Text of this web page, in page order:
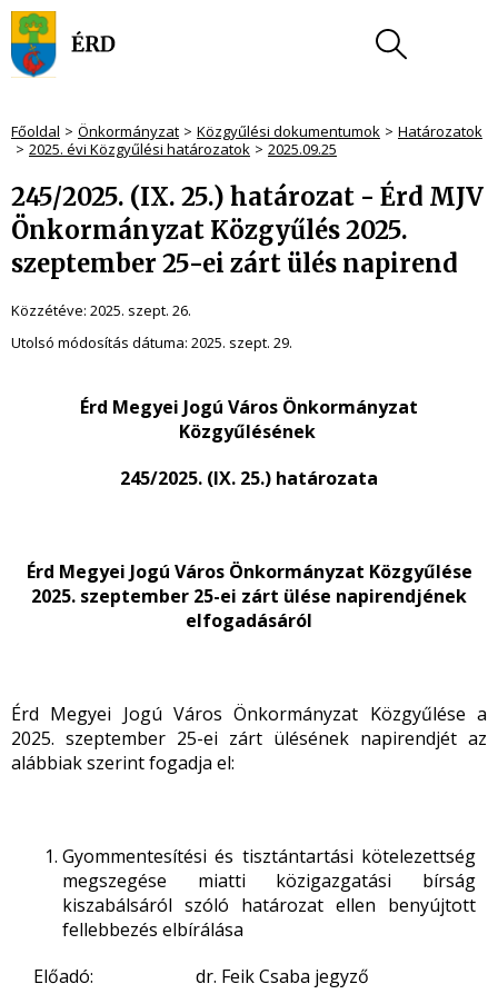
Főoldal Önkormányzat Közgyűlési dokumentumok
Határozatok
2025. évi Közgyűlési határozatok
2025.09.25
245/2025. (IX. 25.) határozat - Érd MJV
Önkormányzat Közgyűlés 2025.
szeptember 25-ei zárt ülés napirend
Közzétéve: 2025. szept. 26.
Utolsó módosítás dátuma: 2025. szept. 29.
Érd Megyei Jogú Város Önkormányzat
Közgyűlésének
245/2025. (IX. 25.) határozata
Érd Megyei Jogú Város Önkormányzat Közgyűlése
2025. szeptember 25-ei zárt ülése napirendjének
elfogadásáról
Érd Megyei Jogú Város Önkormányzat Közgyűlése a
2025. szeptember 25-ei zárt ülésének napirendjét az
alábbiak szerint fogadja el:
Gyommentesítési és tisztántartási kötelezettség
megszegése miatti közigazgatási bírság
kiszabálsáról szóló határozat ellen benyújtott
fellebbezés elbírálása
Előadó: dr. Feik Csaba jegyző